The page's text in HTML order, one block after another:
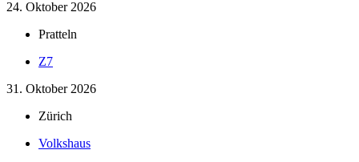
24. Oktober 2026
Pratteln
Z7
31. Oktober 2026
Zürich
Volkshaus